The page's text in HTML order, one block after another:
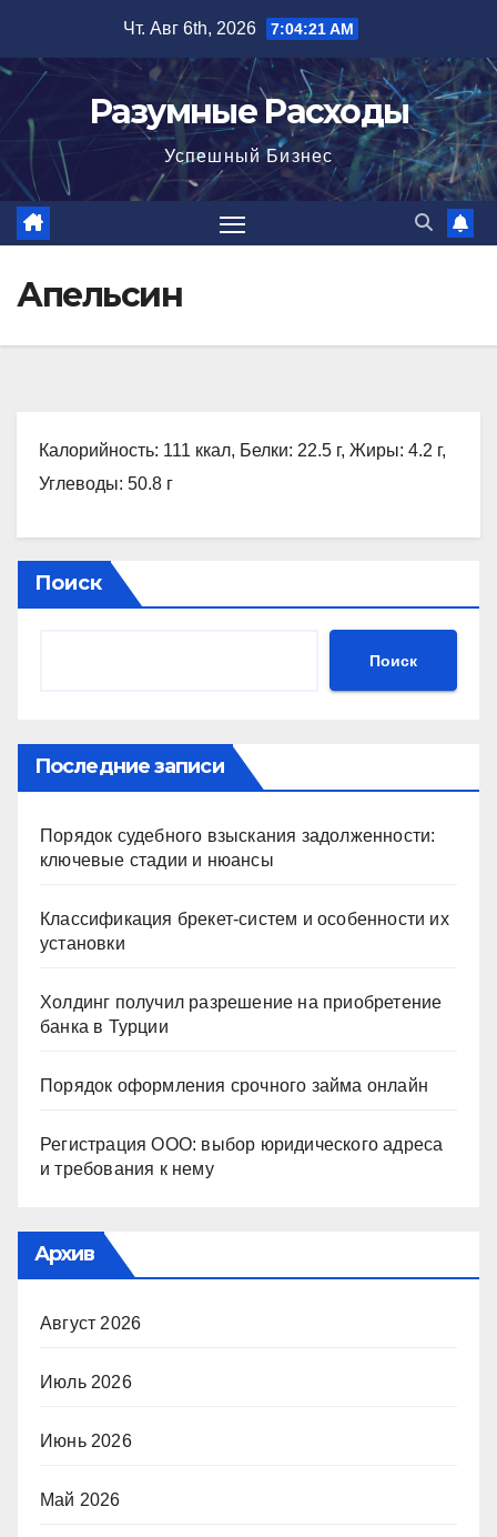
содержимому
Чт. Авг 6th, 2026 7:04:22 AM
Разумные Расходы
Успешный Бизнес
Апельсин
Калорийность: 111 ккал, Белки: 22.5 г, Жиры: 4.2 г,
Углеводы: 50.8 г
Поиск
Поиск
Последние записи
Порядок судебного взыскания задолженности:
ключевые стадии и нюансы
Классификация брекет-систем и особенности их
установки
Холдинг получил разрешение на приобретение
банка в Турции
Порядок оформления срочного займа онлайн
Регистрация ООО: выбор юридического адреса
и требования к нему
Архив
Август 2026
Июль 2026
Июнь 2026
Май 2026